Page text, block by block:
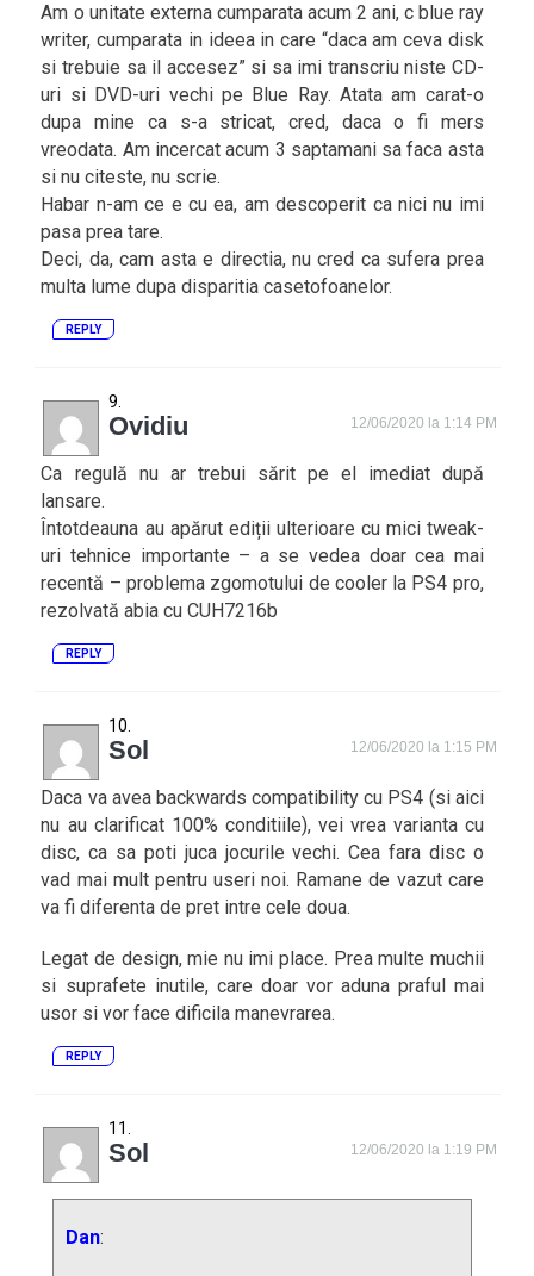
Am o unitate externa cumparata acum 2 ani, c blue ray
writer, cumparata in ideea in care “daca am ceva disk
si trebuie sa il accesez” si sa imi transcriu niste CD-
uri si DVD-uri vechi pe Blue Ray. Atata am carat-o
dupa mine ca s-a stricat, cred, daca o fi mers
vreodata. Am incercat acum 3 saptamani sa faca asta
si nu citeste, nu scrie.
Habar n-am ce e cu ea, am descoperit ca nici nu imi
pasa prea tare.
Deci, da, cam asta e directia, nu cred ca sufera prea
multa lume dupa disparitia casetofoanelor.
REPLY
Ovidiu 12/06/2020 la 1:14 PM
Ca regulă nu ar trebui sărit pe el imediat după
lansare.
Întotdeauna au apărut ediții ulterioare cu mici tweak-
uri tehnice importante – a se vedea doar cea mai
recentă – problema zgomotului de cooler la PS4 pro,
rezolvată abia cu CUH7216b
REPLY
Sol 12/06/2020 la 1:15 PM
Daca va avea backwards compatibility cu PS4 (si aici
nu au clarificat 100% conditiile), vei vrea varianta cu
disc, ca sa poti juca jocurile vechi. Cea fara disc o
vad mai mult pentru useri noi. Ramane de vazut care
va fi diferenta de pret intre cele doua.
Legat de design, mie nu imi place. Prea multe muchii
si suprafete inutile, care doar vor aduna praful mai
usor si vor face dificila manevrarea.
REPLY
Sol 12/06/2020 la 1:19 PM
Dan: